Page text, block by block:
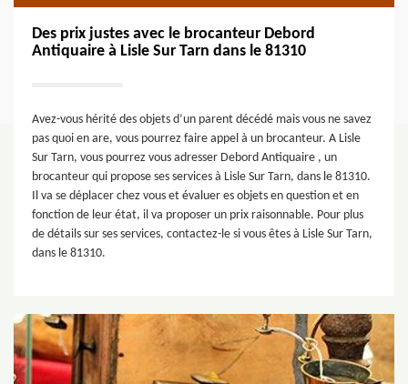
Des prix justes avec le brocanteur Debord
Antiquaire à Lisle Sur Tarn dans le 81310
Avez-vous hérité des objets d’un parent décédé mais vous ne savez
pas quoi en are, vous pourrez faire appel à un brocanteur. A Lisle
Sur Tarn, vous pourrez vous adresser Debord Antiquaire , un
brocanteur qui propose ses services à Lisle Sur Tarn, dans le 81310.
Il va se déplacer chez vous et évaluer es objets en question et en
fonction de leur état, il va proposer un prix raisonnable. Pour plus
de détails sur ses services, contactez-le si vous êtes à Lisle Sur Tarn,
dans le 81310.